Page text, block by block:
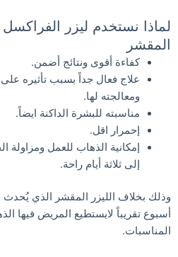
لماذا نستخدم ليزر
المقشر
كفاءة أقوى ونتائج أضمن.
علاج فعال جداً بسبب تأثيره
ومعالجته لها.
مناسبته للبشرة الداكنة ايضاً.
إحمرار اقل.
إمكانية الذهاب للعمل ومزاولة
إلى ثلاثة أيام راحة.
وذلك بخلاف الليزر المقشر الذي
أسبوع تقريباً لايستطيع المريض فيها
المناسبات.